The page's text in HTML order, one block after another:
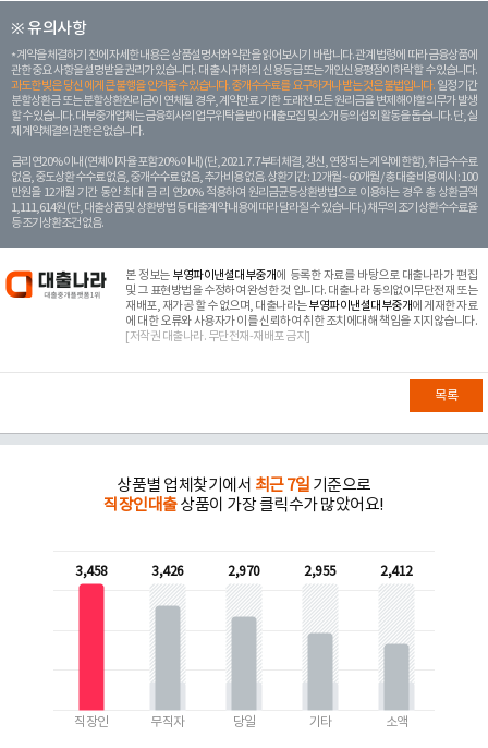
※ 유의사항
계약을 체결하기 전에 자세한 내용은 상품설명서와 약관을 읽어보시기 바랍니다. 관계 법령에 따라 금융상품에
관한 중요 사항을 설명받을 권리가 있습니다. 대 출 시 귀하의 신용등급 또는 개인신용평점이 하락할 수 있습니다.
과도한 빚은 당신 에게 큰 불행을 안겨줄 수 있습니다. 중개수수료를 요구하거나 받는 것은 불법입니다. 일정 기간
분할상환금 또는 분할상환원리금이 연체될 경우, 계약만료 기한 도래전 모든 원리금을 변제해야할 의무가 발생
할 수 있습니다. 대부중개업체는 금융회사의 업무위탁을 받아 대출모집 및 소개 등의 섭외 활동을 돕습니다. 단, 실
제 계약체결의 권한은 없습니다.
금리 연20% 이내 (연체이자율 포함 20% 이내) (단, 2021. 7. 7부터 체결, 갱신, 연장되는 계 약에 한함), 취급수수료
없음, 중도상환 수수료 없음, 중개수수료 없음, 추가비용 없음. 상환기간 : 12개월 ~ 60개월 / 총 대출 비용 예시 : 100
만원을 12개월 기간 동안 최대 금 리 연20% 적용하여 원리금균등상환방법으로 이용하는 경우 총 상환금액
1,111,614원 (단, 대출상품 및 상환방법 등 대출계약 내용에 따라 달라질 수 있습니다.) 채무의 조기 상환수수료율
등 조기상환조건 없음.
본 정보는 부영파이낸셜대부중개에 등록한 자료를 바탕으로 대출나라가 편집
및 그 표현방법을 수정하여 완성한 것 입니다. 대출나라 동의없이무단전재 또는
재배포, 재가공 할 수 없으며, 대출나라는부영파이낸셜대부중개에 게재한 자료
에 대한 오류와 사용자가 이를 신뢰하여 취한 조치에대해 책임을 지지않습니다.
[저작권 대출나라. 무단전재-재배포 금지]
목록
상품별 업체찾기에서 최근 7일 기준으로
직장인대출상품이 가장 클릭수가 많았어요!
3,458
직장인
3,426
무직자
2,970
당일
2,955
기타
2,412
소액